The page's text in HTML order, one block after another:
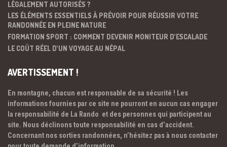
LÉGALEMENT AUTORISÉS ?
LES ÉLÉMENTS ESSENTIELS À PRÉVOIR POUR RÉUSSIR VOTRE
RANDONNÉE EN PLEINE NATURE
FORMATION SPORT : COMMENT DEVENIR MONITEUR D’ESCALADE
LE COÛT RÉEL D’UN VOYAGE AU NÉPAL
AVERTISSEMENT !
En montagne, chacun est responsable de sa sécurité ! Les
informations fournies par ce site ne pourront en aucun cas engager
la responsabilité de La Rando et des personnes qui participent au
site. Nous déclinons toute responsabilité en cas d’accident.
Concernant nos sorties randonnées, n’hésitez pas à nous contacter